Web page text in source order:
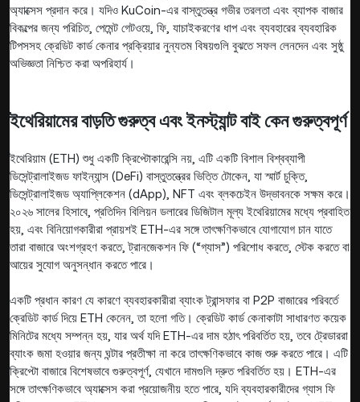
অ্যাক্সেস প্রদান করে। যদিও KuCoin-এর বাস্তুতন্ত্র গভীর তরলতা এবং ব্যাপক বাজার
বিকল্পের জন্য পরিচিত, পেমেন্ট গেটওয়ে, ফি, যাচাইকরণের ধাপ এবং ব্যবহারের ব্যবহারিক
টিপসসহ ক্রেডিট কার্ড কেনার প্রক্রিয়ার নুন্যতম বিষয়গুলি বুঝতে সফল লেনদেন এবং সুষ্ঠু
অভিজ্ঞতা নিশ্চিত করা অপরিহার্য।
ইথেরিয়ামের বাড়তি গুরুত্ব এবং ইনস্ট্যান্ট বাই কেন গুরুত্বপূর্ণ
ইথেরিয়াম (ETH) শুধু একটি ক্রিপ্টোকারেন্সি নয়, এটি একটি বিশাল বিশ্বব্যাপী
ডিসেন্ট্রালাইজড ফাইন্যান্স (DeFi) বাস্তুতন্ত্রের ভিত্তি টোকেন, যা স্মার্ট চুক্তি,
ডিসেন্ট্রালাইজড অ্যাপ্লিকেশন (dApp), NFT এবং ব্লকচেইন উদ্ভাবনকে সক্ষম করে।
২০২৬ সালের হিসাবে, প্রতিদিন বিলিয়ন ডলারের ডিজিটাল মূল্য ইথেরিয়ামের মধ্যে প্রবাহিত
হয়, এবং বিনিয়োগকারীরা প্রায়শই ETH-এর সঙ্গে তাৎক্ষণিকভাবে যোগাযোগ চান যাতে
তারা বাজারে অংশগ্রহণ করতে, ট্রানজেকশন ফি (“গ্যাস”) পরিশোধ করতে, স্টেক করতে বা
আয়ের সুযোগ অনুসন্ধান করতে পারে।
একটি প্রধান কারণ যে কারণে ব্যবহারকারীরা ব্যাংক ট্রান্সফার বা P2P বাজারের পরিবর্তে
ক্রেডিট কার্ড দিয়ে ETH কেনেন, তা হলো গতি। ক্রেডিট কার্ড কেনাকাটা সাধারণত কয়েক
মিনিটের মধ্যে সম্পন্ন হয়, যার অর্থ যদি ETH-এর দাম হঠাৎ পরিবর্তিত হয়, তবে ট্রেডাররা
ব্যাংক জমা হওয়ার জন্য ঘন্টার প্রতীক্ষা না করে তাৎক্ষণিকভাবে কাজ শুরু করতে পারে। এটি
ক্রিপ্টো বাজারে বিশেষভাবে গুরুত্বপূর্ণ, যেখানে দামগুলি দ্রুত পরিবর্তিত হয়। ETH-এর
সঙ্গে তাৎক্ষণিকভাবে অ্যাক্সেস করা প্রয়োজনীয় হতে পারে, যদি ব্যবহারকারীদের গ্যাস ফি